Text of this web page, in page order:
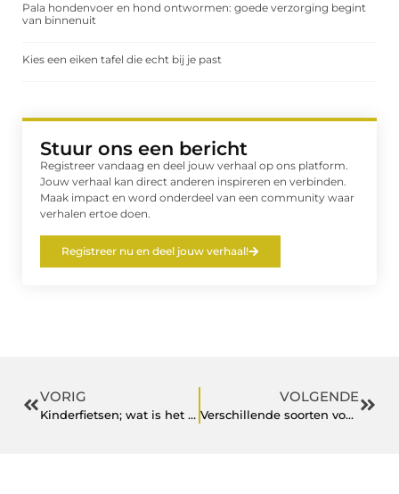
Pala hondenvoer en hond ontwormen: goede verzorging begint
van binnenuit
Kies een eiken tafel die echt bij je past
Stuur ons een bericht
Registreer vandaag en deel jouw verhaal op ons platform.
Jouw verhaal kan direct anderen inspireren en verbinden.
Maak impact en word onderdeel van een community waar
verhalen ertoe doen.
Registreer nu en deel jouw verhaal!
VORIG
Kinderfietsen; wat is het nut daarvan?
VOLGENDE
Verschillende soorten voertuigen bij deze autodealer in Etten-Leur